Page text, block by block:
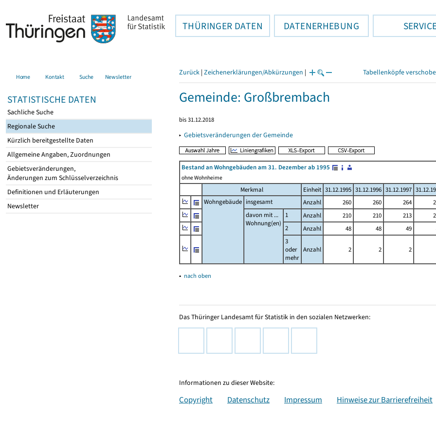
THÜRINGER DATEN DATENERHEBUNG
Home Kontakt Suche Newsletter
STATISTISCHE DATEN
Sachliche Suche
Regionale Suche
Kürzlich bereitgestellte Daten
Allgemeine Angaben, Zuordnungen
Gebietsveränderungen,
Änderungen zum Schlüsselverzeichnis
Definitionen und Erläuterungen
Newsletter
Zurück | Zeichenerklärungen/Abkürzungen | Tabellenköpfe
Gemeinde: Großbrembach
bis 31.12.2018
▸ Gebietsveränderungen der Gemeinde
Bestand an Wohngebäuden am 31. Dezember ab 1995
ohne Wohnheime
Merkmal Einheit 31.12.1995 31.12.1996 31.12.1997
Wohngebäude insgesamt Anzahl 260 260 264
davon mit ...
Wohnung(en)
1 Anzahl 210 210 213
2
Anzahl 48 48 49
3
oder
mehr
Anzahl 2 2 2
▴ nach oben
Das Thüringer Landesamt für Statistik in den sozialen Netzwerken:
Informationen zu dieser Website:
Copyright Datenschutz Impressum Hinweise zur Barrierefreiheit